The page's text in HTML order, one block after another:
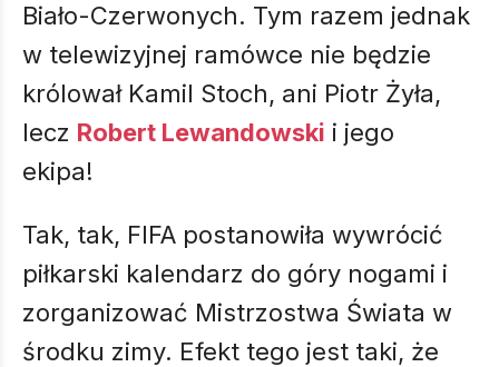
Biało-Czerwonych. Tym razem jednak
w telewizyjnej ramówce nie będzie
królował Kamil Stoch, ani Piotr Żyła,
lecz Robert Lewandowski i jego
ekipa!
Tak, tak, FIFA postanowiła wywrócić
piłkarski kalendarz do góry nogami i
zorganizować Mistrzostwa Świata w
środku zimy. Efekt tego jest taki, że